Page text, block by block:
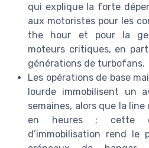
qui explique la forte
aux motoristes pour les
the hour et pour la
moteurs critiques, en
générations de turbofans.
Les opérations de base
lourde immobilisent un
semaines, alors que la
en heures ; cette
d’immobilisation rend